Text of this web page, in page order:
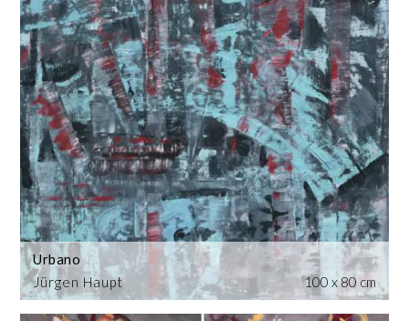
Jürgen Haupt
Urbano
100 x 80 cm